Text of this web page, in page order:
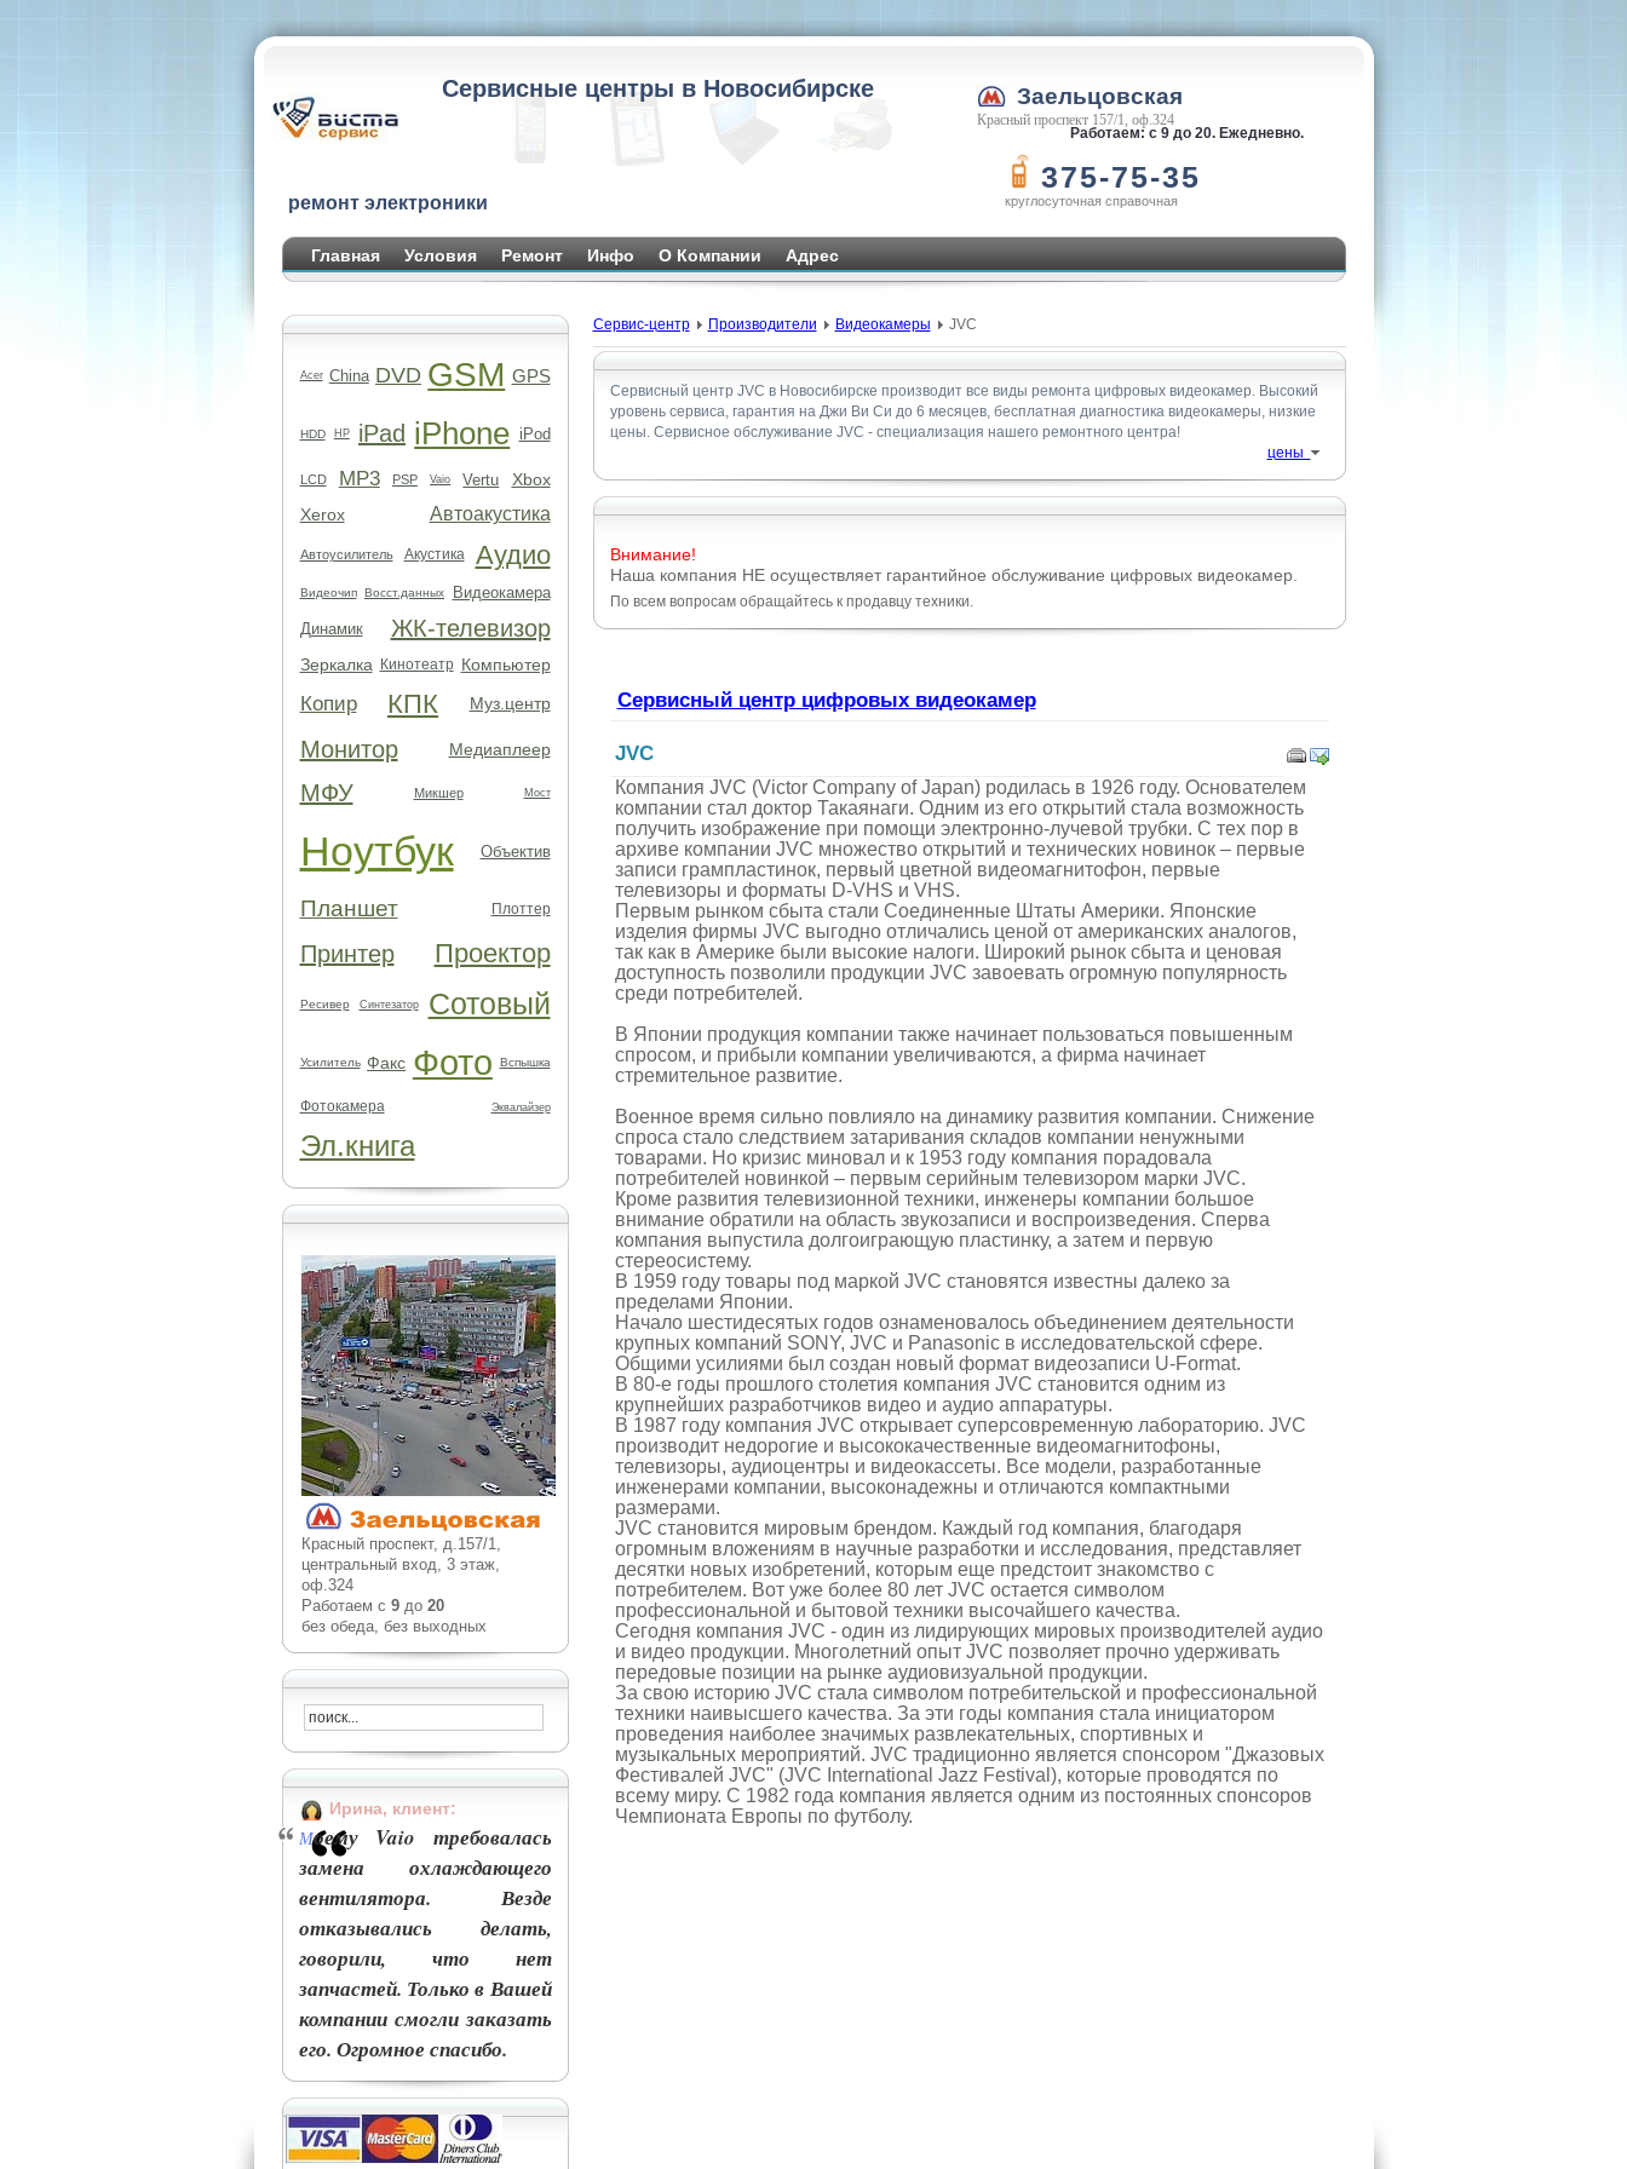
Сервисные центры в Новосибирске
ремонт электроники
Заельцовская
Красный проспект 157/1, оф.324
Работаем: с 9 до 20. Ежедневно.
375-75-35
круглосуточная справочная
Главная Условия Ремонт Инфо О Компании Адрес
Acer China DVD GSM GPS
HDD HP iPad iPhone iPod
LCD MP3 PSP Vaio Vertu
Xbox
Xerox
Автоакустика
Автоусилитель Акустика Аудио
Видеочип Восст.данных
Видеокамера
Динамик
ЖК-телевизор
Зеркалка Кинотеатр Компьютер
Копир КПК Муз.центр
Монитор Медиаплеер
МФУ Микшер Мост
Ноутбук Объектив
Планшет Плоттер
Принтер Проектор
Ресивер Синтезатор Сотовый
Усилитель Факс Фото Вспышка
Фотокамера Эквалайзер
Эл.книга
Красный проспект, д.157/1,
центральный вход, 3 этаж,
оф.324
Работаем с 9до 20
без обеда, без выходных
Ирина, клиент:
Моему Vaio требовалась
замена охлаждающего
вентилятора. Везде
отказывались делать,
говорили, что нет
запчастей. Только в Вашей
компании смогли заказать
его. Огромное спасибо.
Сервис-центр Производители Видеокамеры JVC
Сервисный центр JVC в Новосибирске производит все виды ремонта цифровых видеокамер. Высокий
уровень сервиса, гарантия на Джи Ви Си до 6 месяцев, бесплатная диагностика видеокамеры, низкие
цены. Сервисное обслуживание JVC - специализация нашего ремонтного центра!
цены
Внимание!
Наша компания НЕ осуществляет гарантийное обслуживание цифровых видеокамер.
По всем вопросам обращайтесь к продавцу техники.
Сервисный центр цифровых видеокамер
JVC
Компания JVC (Victor Company of Japan) родилась в 1926 году. Основателем
компании стал доктор Такаянаги. Одним из его открытий стала возможность
получить изображение при помощи электронно-лучевой трубки. С тех пор в
архиве компании JVC множество открытий и технических новинок – первые
записи грампластинок, первый цветной видеомагнитофон, первые
телевизоры и форматы D-VHS и VHS.
Первым рынком сбыта стали Соединенные Штаты Америки. Японские
изделия фирмы JVC выгодно отличались ценой от американских аналогов,
так как в Америке были высокие налоги. Широкий рынок сбыта и ценовая
доступность позволили продукции JVC завоевать огромную популярность
среди потребителей.
В Японии продукция компании также начинает пользоваться повышенным
спросом, и прибыли компании увеличиваются, а фирма начинает
стремительное развитие.
Военное время сильно повлияло на динамику развития компании. Снижение
спроса стало следствием затаривания складов компании ненужными
товарами. Но кризис миновал и к 1953 году компания порадовала
потребителей новинкой – первым серийным телевизором марки JVC.
Кроме развития телевизионной техники, инженеры компании большое
внимание обратили на область звукозаписи и воспроизведения. Сперва
компания выпустила долгоиграющую пластинку, а затем и первую
стереосистему.
В 1959 году товары под маркой JVC становятся известны далеко за
пределами Японии.
Начало шестидесятых годов ознаменовалось объединением деятельности
крупных компаний SONY, JVC и Panasonic в исследовательской сфере.
Общими усилиями был создан новый формат видеозаписи U-Format.
В 80-е годы прошлого столетия компания JVC становится одним из
крупнейших разработчиков видео и аудио аппаратуры.
В 1987 году компания JVC открывает суперсовременную лабораторию. JVC
производит недорогие и высококачественные видеомагнитофоны,
телевизоры, аудиоцентры и видеокассеты. Все модели, разработанные
инженерами компании, высоконадежны и отличаются компактными
размерами.
JVC становится мировым брендом. Каждый год компания, благодаря
огромным вложениям в научные разработки и исследования, представляет
десятки новых изобретений, которым еще предстоит знакомство с
потребителем. Вот уже более 80 лет JVC остается символом
профессиональной и бытовой техники высочайшего качества.
Сегодня компания JVC - один из лидирующих мировых производителей аудио
и видео продукции. Многолетний опыт JVC позволяет прочно удерживать
передовые позиции на рынке аудиовизуальной продукции.
За свою историю JVC стала символом потребительской и профессиональной
техники наивысшего качества. За эти годы компания стала инициатором
проведения наиболее значимых развлекательных, спортивных и
музыкальных мероприятий. JVC традиционно является спонсором "Джазовых
Фестивалей JVC" (JVC International Jazz Festival), которые проводятся по
всему миру. С 1982 года компания является одним из постоянных спонсоров
Чемпионата Европы по футболу.